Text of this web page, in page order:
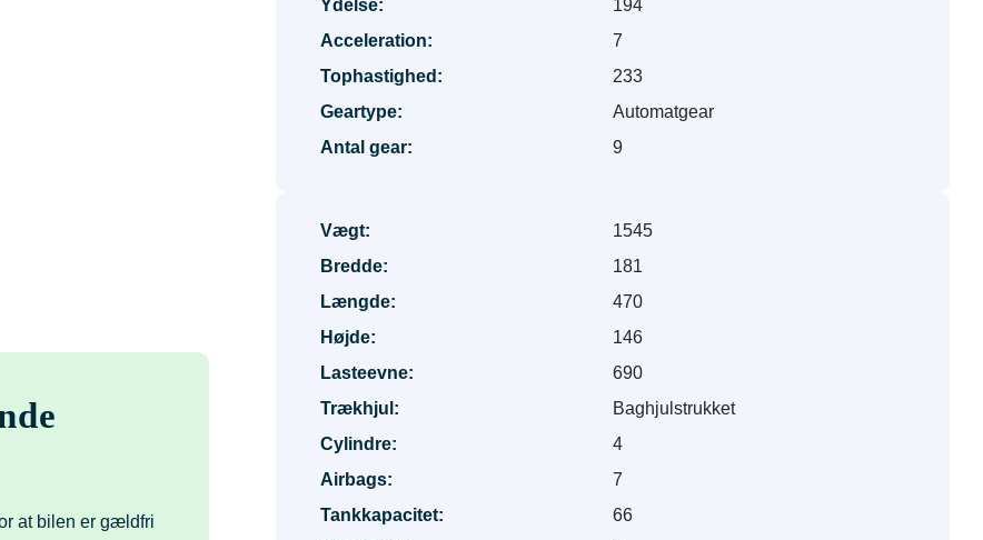
at bilen er gældfri
Ydelse:
194
Acceleration:
7
Tophastighed:
233
Geartype:
Automatgear
Antal gear:
9
Vægt:
1545
Bredde:
181
Længde:
470
Højde:
146
Lasteevne:
690
Trækhjul:
Baghjulstrukket
Cylindre:
4
Airbags:
7
Tankkapacitet:
66